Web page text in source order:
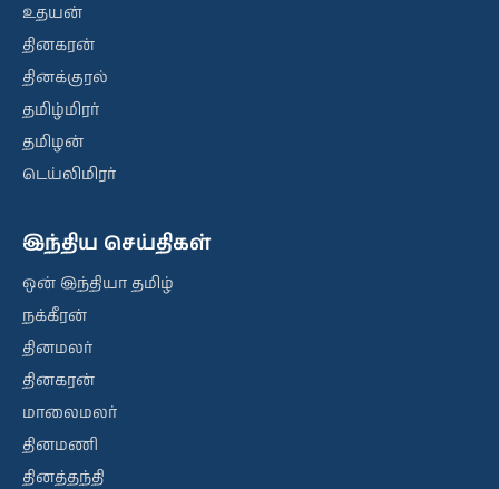
உதயன்
தினகரன்
தினக்குரல்
தமிழ்மிரர்
தமிழன்
டெய்லிமிரர்
இந்திய செய்திகள்
ஒன் இந்தியா தமிழ்
நக்கீரன்
தினமலர்
தினகரன்
மாலைமலர்
தினமணி
தினத்தந்தி